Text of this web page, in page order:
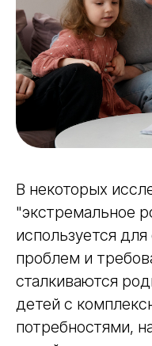
В некоторых
"экстремальное
используется
проблем и
сталкиваются
детей с
потребностями,